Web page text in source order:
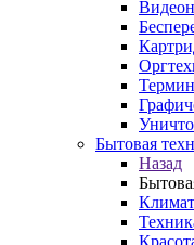
Бытовая
Назад